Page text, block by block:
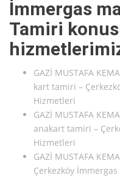
İmmergas
Tamiri
GAZİ MUSTAFA
kart tamiri –
Hizmetleri
GAZİ MUSTAFA
anakart tamiri –
Hizmetleri
GAZİ MUSTAFA
Çerkezköy